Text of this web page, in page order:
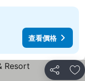
查看價格
分享 放